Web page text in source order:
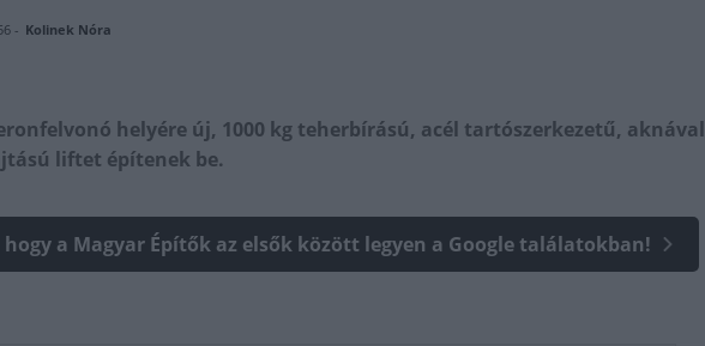
- Kolinek Nóra
helyére új, 1000 kg teherbírású, acél tartószerkezetű, aknával
liftet építenek be.
a Magyar Építők az elsők között legyen a Google találatokban!